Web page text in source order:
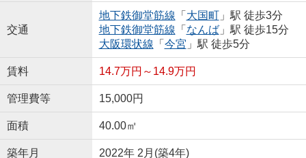
交通
地下鉄御堂筋線 「 大国町」駅 徒歩3分
地下鉄御堂筋線 「 なんば」駅 徒歩15分
大阪環状線 「 今宮 」駅 徒歩5分
賃料 14.7万円～14.9万円
管理費等 15,000円
面積 40.00㎡
築年月 2022年 2月(築4年)